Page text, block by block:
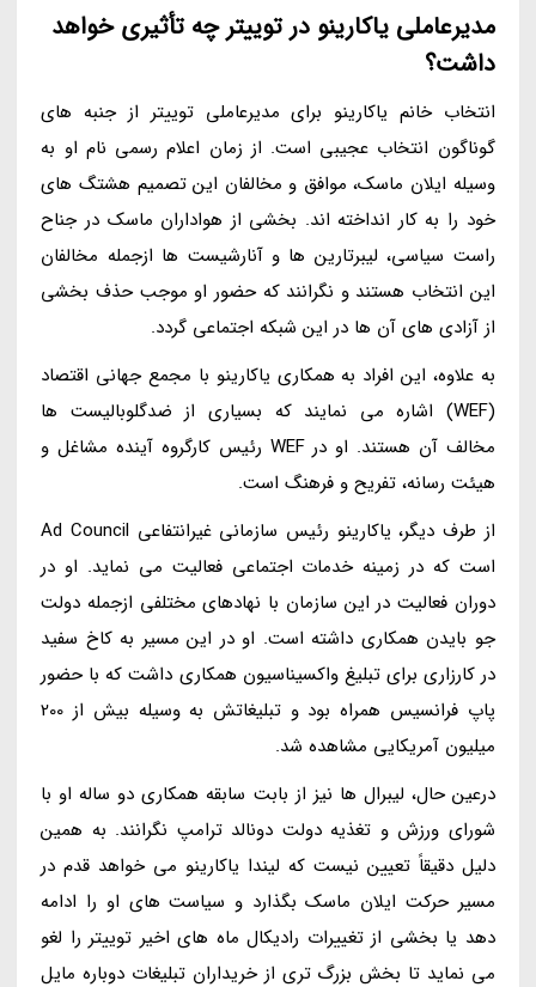
مدیرعاملی یاکارینو در توییتر چه تأثیری خواهد
داشت؟
انتخاب خانم یاکارینو برای مدیرعاملی توییتر از جنبه های
گوناگون انتخاب عجیبی است. از زمان اعلام رسمی نام او به
وسیله ایلان ماسک، موافق و مخالفان این تصمیم هشتگ های
خود را به کار انداخته اند. بخشی از هواداران ماسک در جناح
راست سیاسی، لیبرتارین ها و آنارشیست ها ازجمله مخالفان
این انتخاب هستند و نگرانند که حضور او موجب حذف بخشی
از آزادی های آن ها در این شبکه اجتماعی گردد.
به علاوه، این افراد به همکاری یاکارینو با مجمع جهانی اقتصاد
(WEF) اشاره می نمایند که بسیاری از ضدگلوبالیست ها
مخالف آن هستند. او در WEF رئیس کارگروه آینده مشاغل و
هیئت رسانه، تفریح و فرهنگ است.
از طرف دیگر، یاکارینو رئیس سازمانی غیرانتفاعی Ad Council
است که در زمینه خدمات اجتماعی فعالیت می نماید. او در
دوران فعالیت در این سازمان با نهادهای مختلفی ازجمله دولت
جو بایدن همکاری داشته است. او در این مسیر به کاخ سفید
در کارزاری برای تبلیغ واکسیناسیون همکاری داشت که با حضور
پاپ فرانسیس همراه بود و تبلیغاتش به وسیله بیش از 200
میلیون آمریکایی مشاهده شد.
درعین حال، لیبرال ها نیز از بابت سابقه همکاری دو ساله او با
شورای ورزش و تغذیه دولت دونالد ترامپ نگرانند. به همین
دلیل دقیقاً تعیین نیست که لیندا یاکارینو می خواهد قدم در
مسیر حرکت ایلان ماسک بگذارد و سیاست های او را ادامه
دهد یا بخشی از تغییرات رادیکال ماه های اخیر توییتر را لغو
می نماید تا بخش بزرگ تری از خریداران تبلیغات دوباره مایل